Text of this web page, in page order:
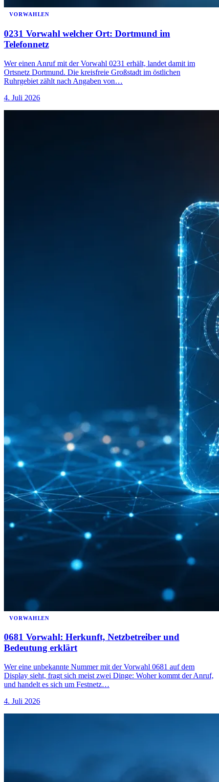
VORWAHLEN
0231 Vorwahl welcher Ort: Dortmund im
Telefonnetz
Wer einen Anruf mit der Vorwahl 0231 erhält, landet damit im
Ortsnetz Dortmund. Die kreisfreie Großstadt im östlichen
Ruhrgebiet zählt nach Angaben von…
4. Juli 2026
VORWAHLEN
0681 Vorwahl: Herkunft, Netzbetreiber und
Bedeutung erklärt
Wer eine unbekannte Nummer mit der Vorwahl 0681 auf dem
Display sieht, fragt sich meist zwei Dinge: Woher kommt der Anruf,
und handelt es sich um Festnetz…
4. Juli 2026